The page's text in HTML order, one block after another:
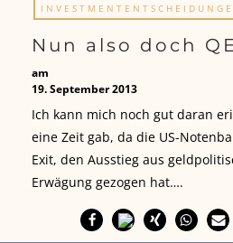
Nun also doch
am
19. September 2013
Ich kann mich noch gut daran
eine Zeit gab, da die US-
Exit, den Ausstieg aus
Erwägung gezogen hat….